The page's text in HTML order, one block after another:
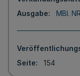
Ausgabe
MBl.
Seite
154